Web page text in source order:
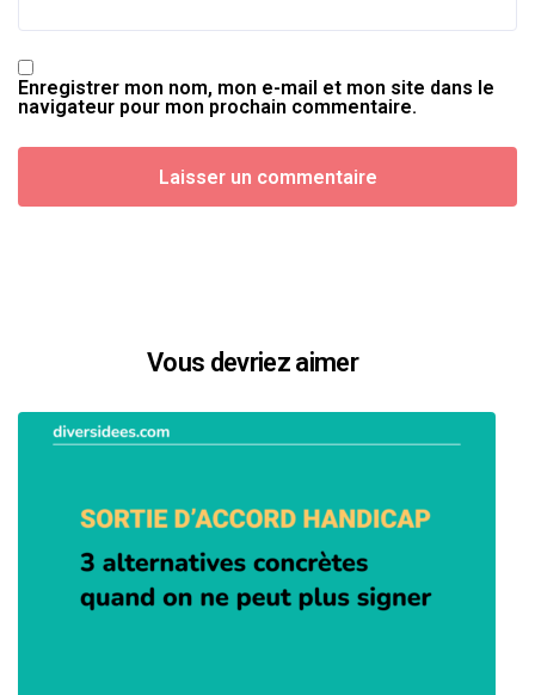
Enregistrer mon nom, mon e-mail et mon site dans le
navigateur pour mon prochain commentaire.
Vous devriez aimer